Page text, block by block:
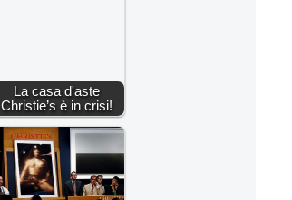
La casa d'aste
Christie’s è in crisi!